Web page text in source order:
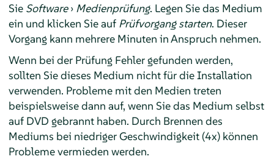
Sie Software› Medienprüfung. Legen Sie das Medium
ein und klicken Sie auf Prüfvorgang starten. Dieser
Vorgang kann mehrere Minuten in Anspruch nehmen.
Wenn bei der Prüfung Fehler gefunden werden,
sollten Sie dieses Medium nicht für die Installation
verwenden. Probleme mit den Medien treten
beispielsweise dann auf, wenn Sie das Medium selbst
auf DVD gebrannt haben. Durch Brennen des
Mediums bei niedriger Geschwindigkeit (4x) können
Probleme vermieden werden.